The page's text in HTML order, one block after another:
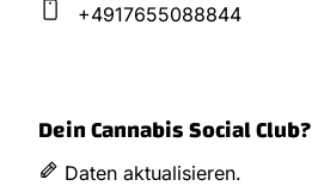
+4917655088844
Dein Cannabis Social Club?
Daten aktualisieren.